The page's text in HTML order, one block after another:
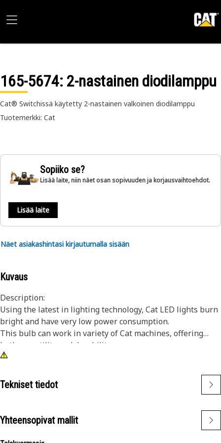
165-5674: 2-nastainen diodilamppu
Cat® Switchissä käytetty 2-nastainen valkoinen diodilamppu
Tuotemerkki: Cat
Sopiiko se?
Lisää laite, niin näet osan sopivuuden ja korjausvaihtoehdot.
Lisää laite
Näet asiakashintasi kirjautumalla sisään
Kuvaus
Description:
Using the latest in lighting technology, Cat LED lights burn
bright and have very low power consumption.
This bulb can work in variety of Cat machines, offering
both versatility and durability.
Attributes:
• T-3 1/4 bulb size
• Single bulb
Applications:
• High-vibration applications
Tekniset tiedot
Yhteensopivat mallit